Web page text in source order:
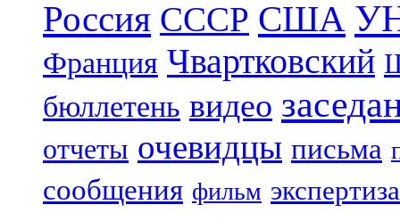
Россия СССР США
Франция Чвартковский
бюллетень видео
отчеты очевидцы письма
сообщения фильм экспертиза